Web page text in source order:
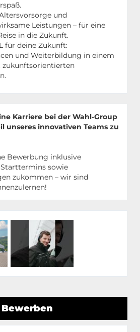
und
Leistungen – für eine
in die Zukunft.
für deine Zukunft:
und Weiterbildung in einem
zukunftsorientierten
Karriere bei der Wahl-Group
unseres innovativen Teams zu
Bewerbung inklusive
sowie
zukommen – wir sind
Bewerben